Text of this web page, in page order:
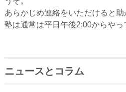
あらかじめ連絡をいただけると助
塾は通常は平日午後2:00からやっ
ニュースとコラム